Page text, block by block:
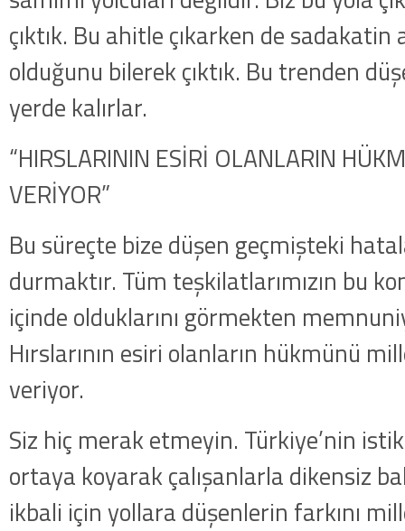
çıktık. Bu ahitle çıkarken de
olduğunu bilerek çıktık. Bu trenden
yerde kalırlar.
“HIRSLARININ ESİRİ OLANLARIN
VERİYOR”
Bu süreçte bize düşen geçmişteki
durmaktır. Tüm teşkilatlarımızın bu
içinde olduklarını görmekten
Hırslarının esiri olanların hükmünü
veriyor.
Siz hiç merak etmeyin. Türkiye’nin
ortaya koyarak çalışanlarla dikensiz
ikbali için yollara düşenlerin farkını